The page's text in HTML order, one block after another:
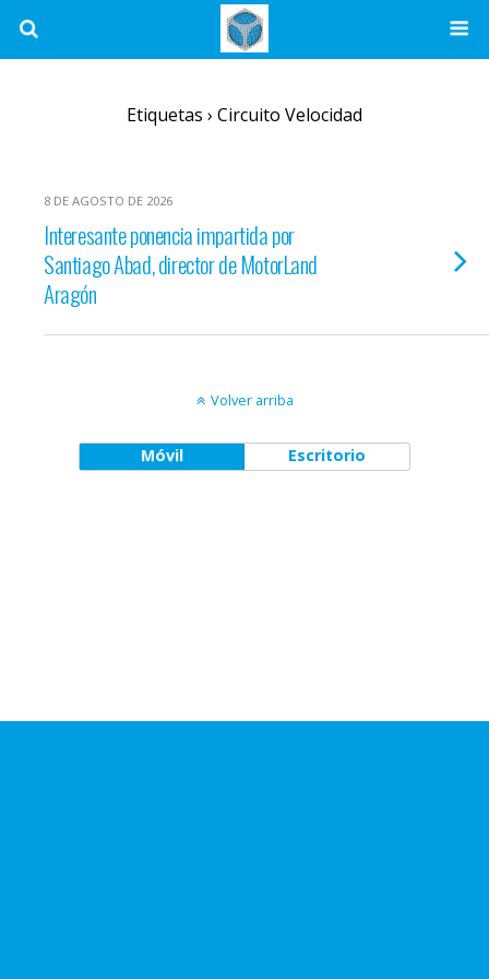
Etiquetas › Circuito Velocidad
8 DE AGOSTO DE 2026
Interesante ponencia impartida por
Santiago Abad, director de MotorLand
Aragón
Volver arriba
Móvil Escritorio